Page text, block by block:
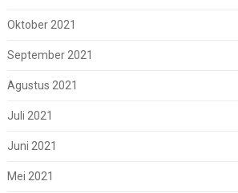
Oktober 2021
September 2021
Agustus 2021
Juli 2021
Juni 2021
Mei 2021